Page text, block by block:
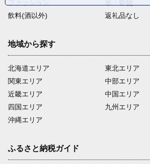
飲料(酒以外)
返礼品なし
地域から探す
北海道エリア
関東エリア
近畿エリア
四国エリア
沖縄エリア
東北エリア
中部エリア
中国エリア
九州エリア
ふるさと納税ガイド